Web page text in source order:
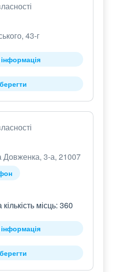
43-г
Довженка, 3-а, 21007
місць: 360